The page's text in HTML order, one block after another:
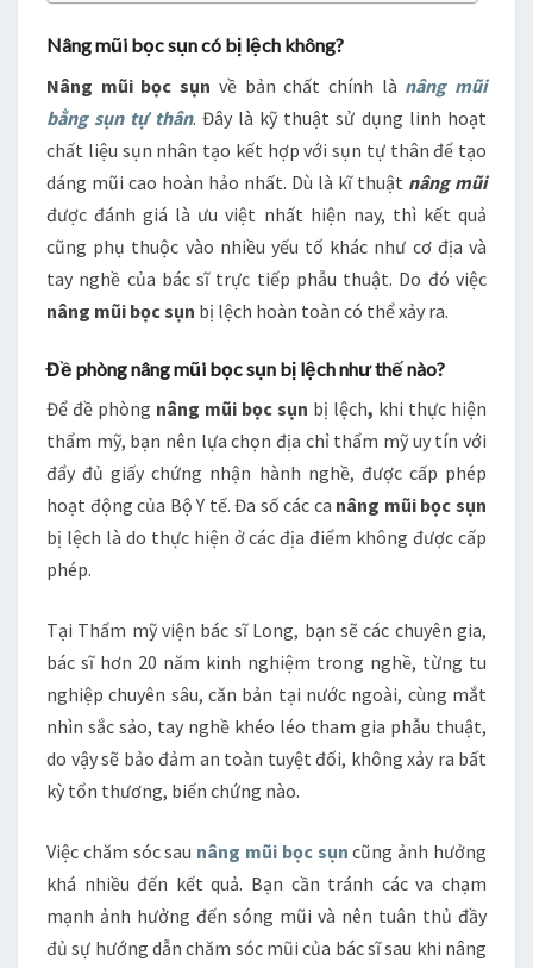
Nâng mũi bọc sụn có bị lệch không?
Nâng mũi bọc sụn về bản chất chính là nâng mũi
bằng sụn tự thân. Đây là kỹ thuật sử dụng linh hoạt
chất liệu sụn nhân tạo kết hợp với sụn tự thân để tạo
dáng mũi cao hoàn hảo nhất. Dù là kĩ thuật nâng mũi
được đánh giá là ưu việt nhất hiện nay, thì kết quả
cũng phụ thuộc vào nhiều yếu tố khác như cơ địa và
tay nghề của bác sĩ trực tiếp phẫu thuật. Do đó việc
nâng mũi bọc sụn bị lệch hoàn toàn có thể xảy ra.
Đề phòng nâng mũi bọc sụn bị lệch như thế nào?
Để đề phòng nâng mũi bọc sụn bị lệch, khi thực hiện
thẩm mỹ, bạn nên lựa chọn địa chỉ thẩm mỹ uy tín với
đẩy đủ giấy chứng nhận hành nghề, được cấp phép
hoạt động của Bộ Y tế. Đa số các ca nâng mũi bọc sụn
bị lệch là do thực hiện ở các địa điểm không được cấp
phép.
Tại Thẩm mỹ viện bác sĩ Long, bạn sẽ các chuyên gia,
bác sĩ hơn 20 năm kinh nghiệm trong nghề, từng tu
nghiệp chuyên sâu, căn bản tại nước ngoài, cùng mắt
nhìn sắc sảo, tay nghề khéo léo tham gia phẫu thuật,
do vậy sẽ bảo đảm an toàn tuyệt đối, không xảy ra bất
kỳ tổn thương, biến chứng nào.
Việc chăm sóc sau nâng mũi bọc sụn cũng ảnh hưởng
khá nhiều đến kết quả. Bạn cần tránh các va chạm
mạnh ảnh hưởng đến sóng mũi và nên tuân thủ đầy
đủ sự hướng dẫn chăm sóc mũi của bác sĩ sau khi nâng